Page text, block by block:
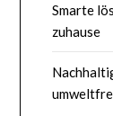
Smarte
zuhause